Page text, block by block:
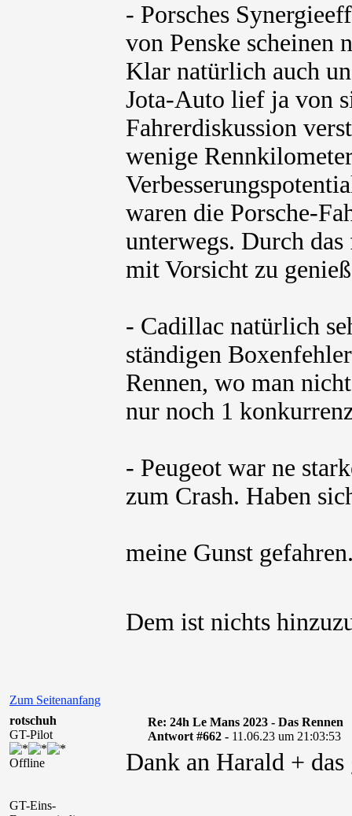
- Porsches
von Penske
Klar natürlich auch
Jota-Auto lief ja von
Fahrerdiskussion
wenige
waren die Porsche-
unterwegs. Durch
mit Vorsicht zu
- Cadillac natürlich
ständigen
Rennen, wo man
nur noch 1
- Peugeot war ne
zum Crash. Haben
meine Gunst
Dem ist nichts
Zum Seitenanfang
rotschuh
GT-Pilot
Offline
GT-Eins-
Re: 24h Le Mans 2023 - Das Rennen
Antwort #662 - 11.06.23 um 21:03:53
Dank an Harald + das